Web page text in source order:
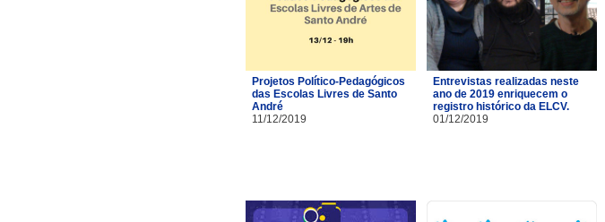
Projetos Político-Pedagógicos
das Escolas Livres de Santo
André
11/12/2019
Entrevistas realizadas neste
ano de 2019 enriquecem o
registro histórico da ELCV.
01/12/2019